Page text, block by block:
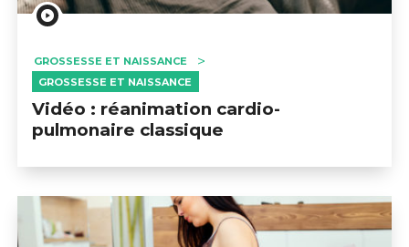
GROSSESSE ET NAISSANCE
GROSSESSE ET NAISSANCE
Vidéo : réanimation cardio-
pulmonaire classique